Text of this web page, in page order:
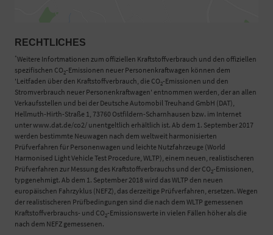
RECHTLICHES
*Weitere Infortmationen zum offiziellen Kraftstoffverbrauch und den offiziellen
spezifischen CO2-Emissionen neuer Personenkraftwagen können dem
'Leitfaden über den Kraftstoffverbrauch, die CO2-Emissionen und den
Stromverbrauch neuer Personenkraftwagen' entnommen werden, der an allen
Verkaufsstellen und bei der Deutsche Automobil Treuhand GmbH (DAT),
Hellmuth-Hirth-Straße 1, 73760 Ostfildern-Scharnhausen bzw. im Internet
unter www.dat.de/co2/ unentgeltlich erhältlich ist. Ab dem 1. September 2017
werden bestimmte Neuwagen nach dem weltweit harmonisierten
Prüfverfahren für Personenwagen und leichte Nutzfahrzeuge (World
Harmonised Light Vehicle Test Procedure, WLTP), einem neuen, realistischeren
Prüfverfahren zur Messung des Kraftstoffverbrauchs und der CO2-Emissionen,
typgenehmigt. Ab dem 1. September 2018 wird das WLTP den neuen
europäischen Fahrzyklus (NEFZ), das derzeitige Prüfverfahren, ersetzen. Wegen
der realistischeren Prüfbedingungen sind die nach dem WLTP gemessenen
Kraftstoffverbrauchs- und CO2-Emissionswerte in vielen Fällen höher als die
nach dem NEFZ gemessenen.